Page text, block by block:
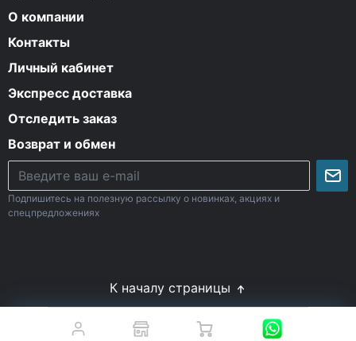
О компании
Контакты
Личный кабинет
Экспресс доставка
Отследить заказ
Возврат и обмен
Подпишитесь на полезную рассылку о новинках, акциях и
спецпредложениях
К началу страницы
© Все права защищены. 2009-2026 Energy-Body.ru